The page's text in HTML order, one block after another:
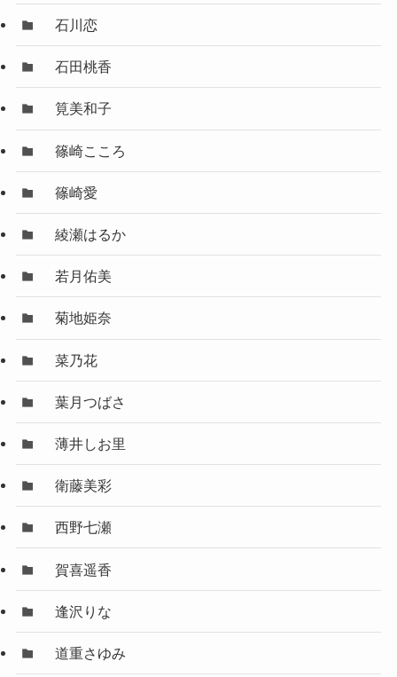
石川恋
石田桃香
筧美和子
篠崎こころ
篠崎愛
綾瀬はるか
若月佑美
菊地姫奈
菜乃花
葉月つばさ
薄井しお里
衛藤美彩
西野七瀬
賀喜遥香
逢沢りな
道重さゆみ